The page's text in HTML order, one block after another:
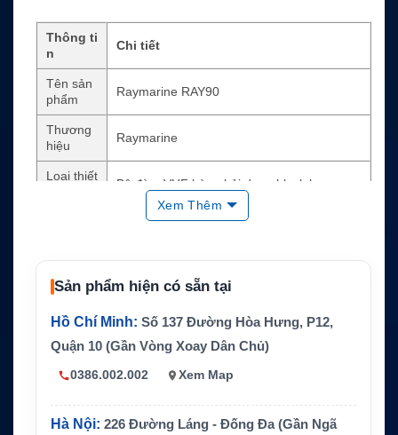
Thông ti
n
Chi tiết
Tên sản
phẩm
Raymarine RAY90
Thương
hiệu
Raymarine
Loại thiết
Bộ đàm VHF hàng hải dạng black box
AIS Không tích hợp AIS receiver
GPS/GN
SS
Kết nối d
NMEA2000, NMEA0183, SeaTalkng
Chống n
IPX6 và IPX7
Xem Thêm
Sản phẩm hiện có sẵn tại
Hồ Chí Minh: Số 137 Đường Hòa Hưng, P12,
Quận 10 (Gần Vòng Xoay Dân Chủ)
0386.002.002 Xem Map
Hà Nội: 226 Đường Láng - Đống Đa (Gần Ngã